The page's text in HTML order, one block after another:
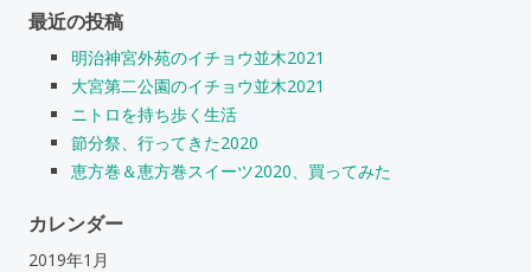
最近の投稿
明治神宮外苑のイチョウ並木2021
大宮第二公園のイチョウ並木2021
ニトロを持ち歩く生活
節分祭、行ってきた2020
恵方巻＆恵方巻スイーツ2020、買ってみた
カレンダー
2019年1月